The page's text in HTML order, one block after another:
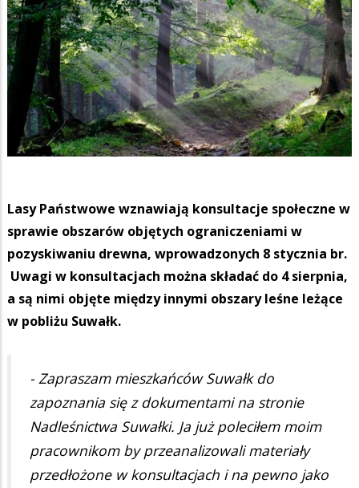
Lasy Państwowe wznawiają konsultacje społeczne w
sprawie obszarów objętych ograniczeniami w
pozyskiwaniu drewna, wprowadzonych 8 stycznia br.
Uwagi w konsultacjach można składać do 4 sierpnia,
a są nimi objęte między innymi obszary leśne leżące
w pobliżu Suwałk.
- Zapraszam mieszkańców Suwałk do
zapoznania się z dokumentami na stronie
Nadleśnictwa Suwałki. Ja już poleciłem moim
pracownikom by przeanalizowali materiały
przedłożone w konsultacjach i na pewno jako